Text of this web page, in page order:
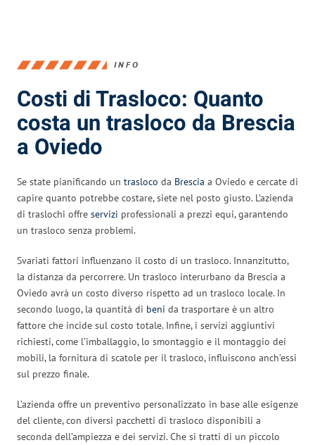
INFO
Costi di Trasloco: Quanto
costa un trasloco da Brescia
a Oviedo
Se state pianificando un trasloco da Brescia a Oviedo e cercate di
capire quanto potrebbe costare, siete nel posto giusto. L’azienda
di traslochi offre servizi professionali a prezzi equi, garantendo
un trasloco senza problemi.
Svariati fattori influenzano il costo di un trasloco. Innanzitutto,
la distanza da percorrere. Un trasloco interurbano da Brescia a
Oviedo avrà un costo diverso rispetto ad un trasloco locale. In
secondo luogo, la quantità di beni da trasportare è un altro
fattore che incide sul costo totale. Infine, i servizi aggiuntivi
richiesti, come l’imballaggio, lo smontaggio e il montaggio dei
mobili, la fornitura di scatole per il trasloco, influiscono anch’essi
sul prezzo finale.
L’azienda offre un preventivo personalizzato in base alle esigenze
del cliente, con diversi pacchetti di trasloco disponibili a
seconda dell’ampiezza e dei servizi. Che si tratti di un piccolo